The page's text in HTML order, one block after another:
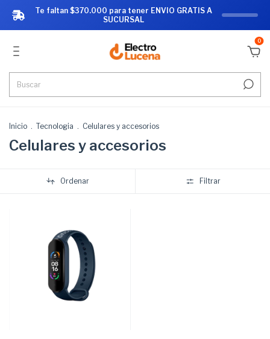
0
Inicio . Tecnologia . Celulares y accesorios
Celulares y accesorios
Ordenar Filtrar
Te faltan $370.000 para tener ENVIO GRATIS A
SUCURSAL